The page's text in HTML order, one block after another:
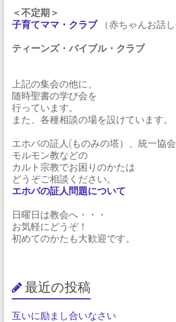
＜不定期＞
子育てママ・クラブ（赤ちゃんお話し
ティーンズ・バイブル・クラブ
上記の集会の他に、
随時聖書の学び会を
行っています。
また、各種相談の場を設けています。
エホバの証人(ものみの塔）、統一協会
モルモン教などの
カルト宗教でお困りのかたは
どうぞご相談ください。
エホバの証人問題について
日曜日は教会へ・・・
お気軽にどうぞ！
初めてのかたも大歓迎です。
最近の投稿
互いに励まし合いなさい